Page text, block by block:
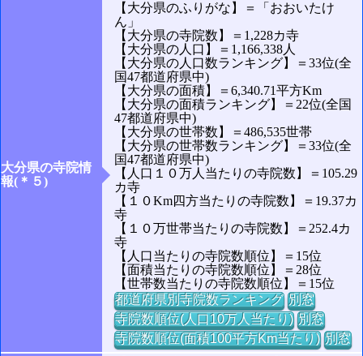
大分県の寺院情
報(＊５)
【大分県のふりがな】＝「おおいたけ
ん」
【大分県の寺院数】＝1,228カ寺
【大分県の人口】＝1,166,338人
【大分県の人口数ランキング】＝33位(全
国47都道府県中)
【大分県の面積】＝6,340.71平方Km
【大分県の面積ランキング】＝22位(全国
47都道府県中)
【大分県の世帯数】＝486,535世帯
【大分県の世帯数ランキング】＝33位(全
国47都道府県中)
【人口１０万人当たりの寺院数】＝105.29
カ寺
【１０Km四方当たりの寺院数】＝19.37カ
寺
【１０万世帯当たりの寺院数】＝252.4カ
寺
【人口当たりの寺院数順位】＝15位
【面積当たりの寺院数順位】＝28位
【世帯数当たりの寺院数順位】＝15位
都道府県別寺院数ランキング 別窓
寺院数順位(人口10万人当たり) 別窓
寺院数順位(面積100平方Km当たり) 別窓